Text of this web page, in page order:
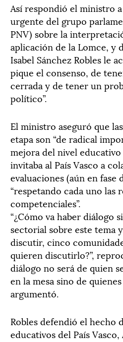
Así respondió el ministro
urgente del grupo
PNV) sobre la
aplicación de la Lomce, y
Isabel Sánchez Robles le
pique el consenso, de
cerrada y de tener un
político”.
El ministro aseguró que
etapa son “de radical
mejora del nivel
invitaba al País Vasco a
evaluaciones (aún en fase
“respetando cada uno las
competenciales”.
“¿Cómo va haber diálogo
sectorial sobre este tema
discutir, cinco
quieren discutirlo?”,
diálogo no será de quien
en la mesa sino de
argumentó.
Robles defendió el hecho
educativos del País